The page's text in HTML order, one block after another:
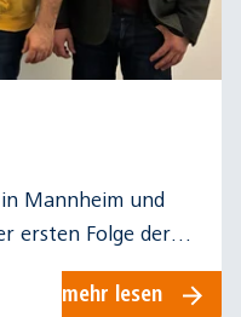
Mannheim und
ersten Folge der
"verkehr(t)
mehr lesen